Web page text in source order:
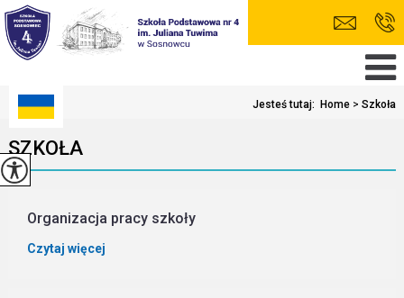
Jesteś tutaj: Home > Szkoła
SZKOŁA
Organizacja pracy szkoły
Czytaj więcej